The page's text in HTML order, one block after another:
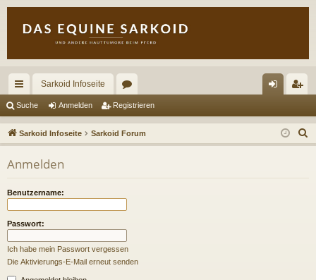
ch
ne
llz
ug
riff
Sarkoid Infoseite
or
en m
el
ist
rie
Suche Anmelden Registrieren
Sarkoid Infoseite Sarkoid Forum
u
Anmelden
Benutzername:
Passwort:
Ich habe mein Passwort vergessen
Die Aktivierungs-E-Mail erneut senden